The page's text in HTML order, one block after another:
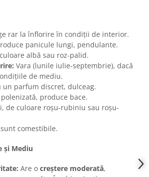
rar la înflorire în condiții de interior.
panicule lungi, pendulante.
albă sau roz-palid.
Vara (lunile iulie-septembrie), dacă
de mediu.
un parfum discret, dulceag.
polenizată, produce bace.
de culoare roșu-rubiniu sau roșu-
comestibile.
și Mediu
Are o creștere moderată,